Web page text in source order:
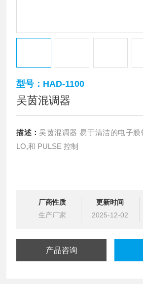
型号：HAD-1100
吴茵混调器
描述： 吴茵混调器 易于清洁的电子膜键盘带有STOP, HI,
LO,和 PULSE 控制
厂商性质
生产厂家
更新时间
2025-12-02
产品咨询